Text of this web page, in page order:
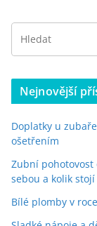
Nejnovější
Doplatky u
ošetřením
Zubní pohotovost
sebou a kolik stojí
Bílé plomby v